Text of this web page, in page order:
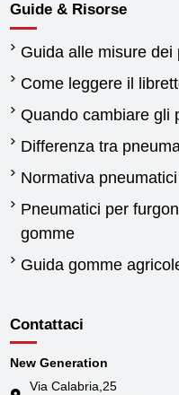
Guide & Risorse
Guida alle misure dei
Come leggere il
Quando cambiare gli
Differenza tra
Normativa
Pneumatici per
gomme
Guida gomme
Contattaci
New Generation
Via Calabria,25